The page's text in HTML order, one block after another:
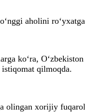
aholini
ko‘ra,
istiqomat qilmoqda.
olingan xorijiy